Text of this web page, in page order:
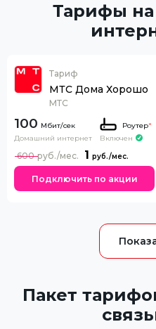
Тарифы
Тариф
МТС Дома Хорошо
МТС
100
Домашний интернет
Роутер*
Включен
1
600
Подключить по акции
Пакет